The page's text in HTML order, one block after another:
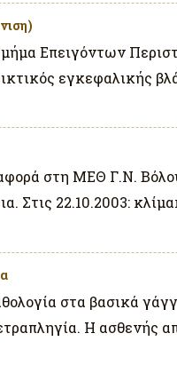
Επειγόντων
εγκεφαλικής
στη ΜΕΘ Γ.Ν.
Στις 22.10.2003:
στα βασικά
Η ασθενής